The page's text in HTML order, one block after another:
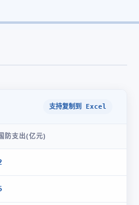
支持复制到 Excel
防支出(亿元)